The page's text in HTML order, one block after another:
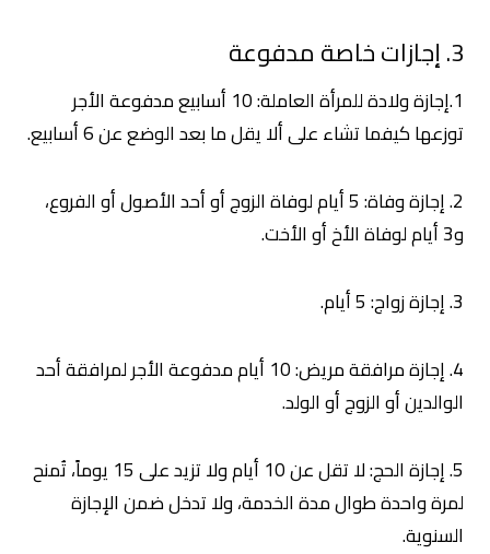
3. إجازات خاصة مدفوعة
1.إجازة ولادة للمرأة العاملة: 10 أسابيع مدفوعة الأجر
توزعها كيفما تشاء على ألا يقل ما بعد الوضع عن 6 أسابيع.
2. إجازة وفاة: 5 أيام لوفاة الزوج أو أحد الأصول أو الفروع،
و3 أيام لوفاة الأخ أو الأخت.
3. إجازة زواج: 5 أيام.
4. إجازة مرافقة مريض: 10 أيام مدفوعة الأجر لمرافقة أحد
الوالدين أو الزوج أو الولد.
5. إجازة الحج: لا تقل عن 10 أيام ولا تزيد على 15 يوماً، تُمنح
لمرة واحدة طوال مدة الخدمة، ولا تدخل ضمن الإجازة
السنوية.